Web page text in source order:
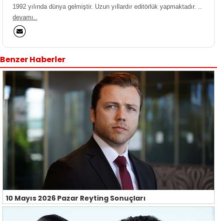
1992 yılında dünya gelmiştir. Uzun yıllardır editörlük yapmaktadır. ..
devamı..
Benzer Haberler
10 Mayıs 2026 Pazar Reyting Sonuçları